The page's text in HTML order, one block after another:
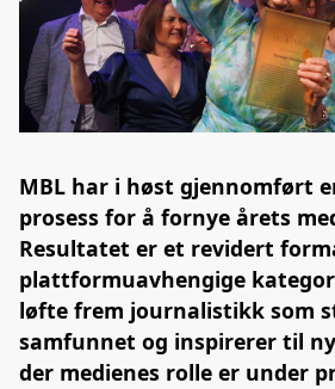
MBL har i høst gjennomført
prosess for å fornye årets
Resultatet er et revidert
plattformuavhengige
løfte frem journalistikk som
samfunnet og inspirerer til
der medienes rolle er under